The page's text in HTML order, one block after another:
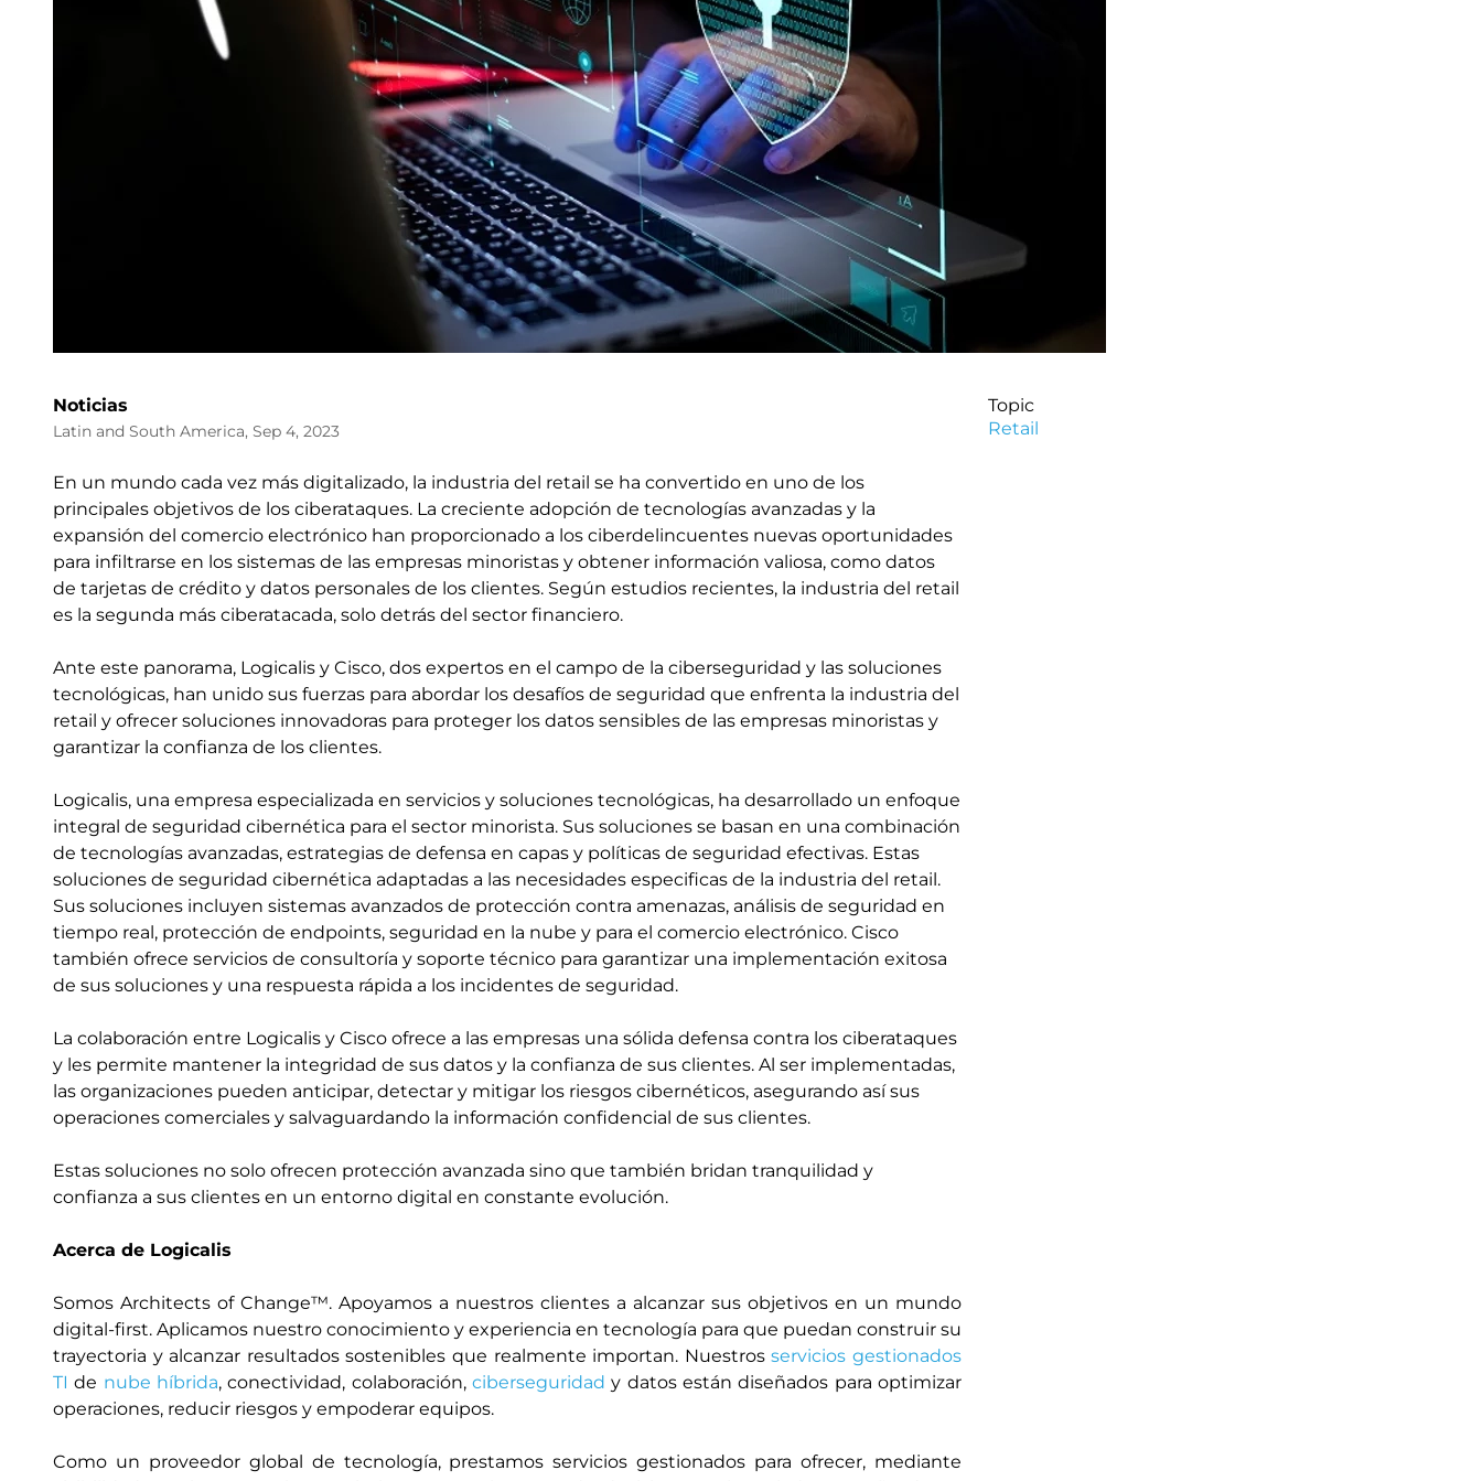
Noticias
Latin and South America, Sep 4, 2023
En un mundo cada vez más digitalizado, la industria del retail se ha convertido en uno de los
principales objetivos de los ciberataques. La creciente adopción de tecnologías avanzadas y la
expansión del comercio electrónico han proporcionado a los ciberdelincuentes nuevas oportunidades
para infiltrarse en los sistemas de las empresas minoristas y obtener información valiosa, como datos
de tarjetas de crédito y datos personales de los clientes. Según estudios recientes, la industria del retail
es la segunda más ciberatacada, solo detrás del sector financiero.
Ante este panorama, Logicalis y Cisco, dos expertos en el campo de la ciberseguridad y las soluciones
tecnológicas, han unido sus fuerzas para abordar los desafíos de seguridad que enfrenta la industria del
retail y ofrecer soluciones innovadoras para proteger los datos sensibles de las empresas minoristas y
garantizar la confianza de los clientes.
Logicalis, una empresa especializada en servicios y soluciones tecnológicas, ha desarrollado un enfoque
integral de seguridad cibernética para el sector minorista. Sus soluciones se basan en una combinación
de tecnologías avanzadas, estrategias de defensa en capas y políticas de seguridad efectivas. Estas
soluciones de seguridad cibernética adaptadas a las necesidades especificas de la industria del retail.
Sus soluciones incluyen sistemas avanzados de protección contra amenazas, análisis de seguridad en
tiempo real, protección de endpoints, seguridad en la nube y para el comercio electrónico. Cisco
también ofrece servicios de consultoría y soporte técnico para garantizar una implementación exitosa
de sus soluciones y una respuesta rápida a los incidentes de seguridad.
La colaboración entre Logicalis y Cisco ofrece a las empresas una sólida defensa contra los ciberataques
y les permite mantener la integridad de sus datos y la confianza de sus clientes. Al ser implementadas,
las organizaciones pueden anticipar, detectar y mitigar los riesgos cibernéticos, asegurando así sus
operaciones comerciales y salvaguardando la información confidencial de sus clientes.
Estas soluciones no solo ofrecen protección avanzada sino que también bridan tranquilidad y
confianza a sus clientes en un entorno digital en constante evolución.
Acerca de Logicalis
Somos Architects of Change™. Apoyamos a nuestros clientes a alcanzar sus objetivos en un mundo
digital-first. Aplicamos nuestro conocimiento y experiencia en tecnología para que puedan construir su
trayectoria y alcanzar resultados sostenibles que realmente importan. Nuestrosservicios gestionados
TI de nube híbrida, conectividad, colaboración,ciberseguridad y datos están diseñados para optimizar
operaciones, reducir riesgos y empoderar equipos.
Como un proveedor global de tecnología, prestamos servicios gestionados para ofrecer, mediante
Topic
Retail